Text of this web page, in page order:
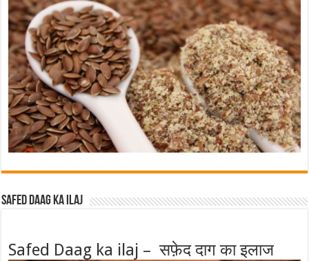
Safed Daag ka ilaj
Safed Daag ka ilaj – सफ़ेद दाग का इलाज